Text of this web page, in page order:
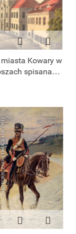
Kowary w
spisana
onegdaj
miejskiej